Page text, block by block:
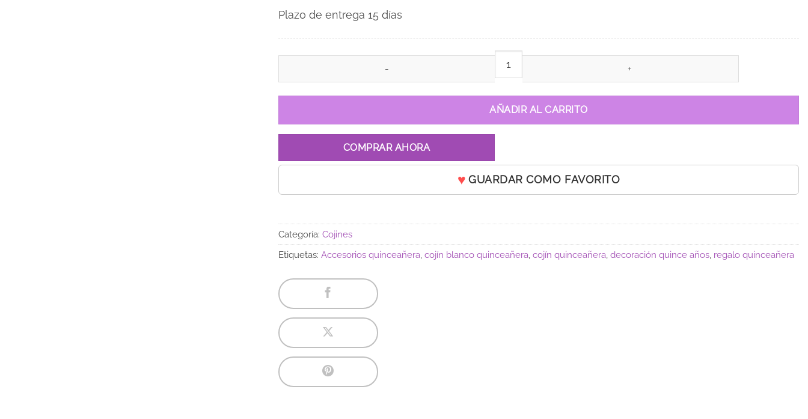
Plazo de entrega 15 días
Cojín para zapatilla cantidad
AÑADIR AL CARRITO
COMPRAR AHORA
GUARDAR COMO FAVORITO
Categoría: Cojines
Etiquetas: Accesorios quinceañera cojín blanco quinceañera cojín quinceañera decoración quince años regalo quinceañera